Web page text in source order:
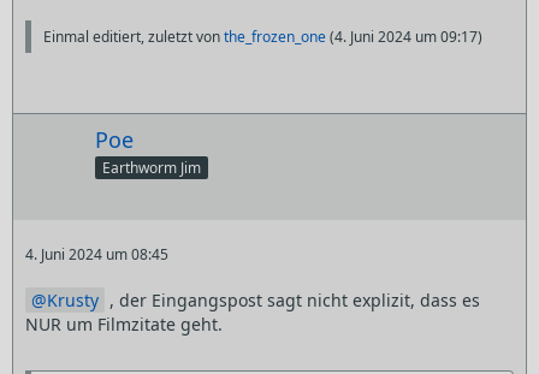
Einmal editiert, zuletzt vonthe_frozen_one(4. Juni 2024 um 09:17)
Poe
Earthworm Jim
4. Juni 2024 um 08:45
Krusty , der Eingangspost sagt nicht explizit, dass es
NUR um Filmzitate geht.